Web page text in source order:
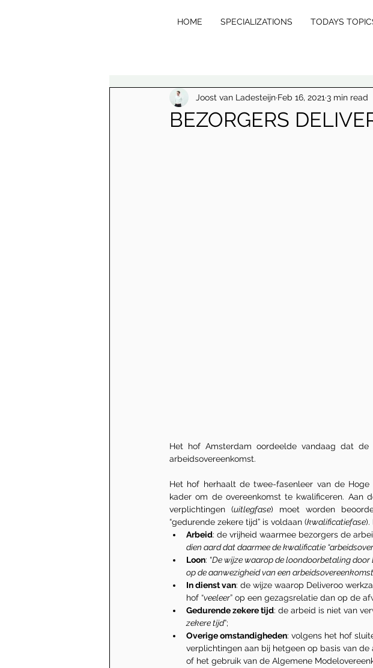
R TE X
HOME SPECIALIZATIONS TODAYS
BEZORGERS
Joost van Ladesteijn Feb 16, 2021 3 min read
Het hof Amsterdam oordeelde vandaag dat
arbeidsovereenkomst.
Het hof herhaalt de twee-fasenleer van de
kader om de overeenkomst te kwalificeren. Aan
verplichtingen (uitlegfase) moet worden
“gedurende zekere tijd” is voldaan (kwalificatiefase).
Arbeid: de vrijheid waarmee bezorgers de
dien aard dat daarmee de kwalificatie
Loon: “De wijze waarop de loondoorbetaling
op de aanwezigheid van een
In dienst van: de wijze waarop Deliveroo
hof “veeleer” op een gezagsrelatie dan op de
Gedurende zekere tijd: de arbeid is niet van
zekere tijd”;
Overige omstandigheden: volgens het hof
verplichtingen aan bij hetgeen op basis van de
of het gebruik van de Algemene